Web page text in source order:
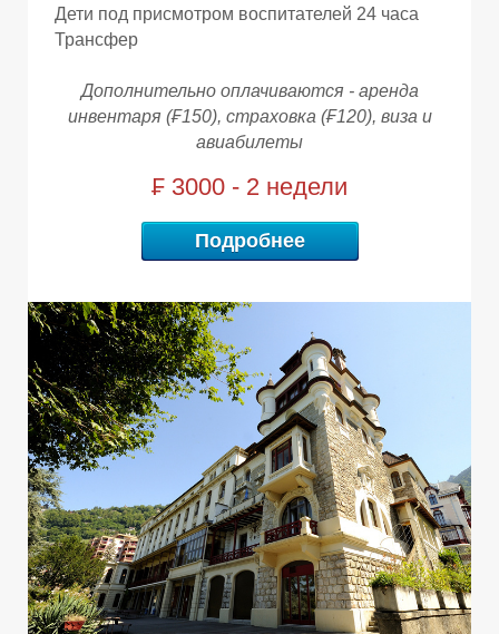
П
Дети под присмотром воспитателей 24 часа
Трансфер
Дополнительно оплачиваются - аренда
инвентаря (₣150), страховка (₣120), виза и
авиабилеты
₣ 3000 - 2 недели
Подробнее
П